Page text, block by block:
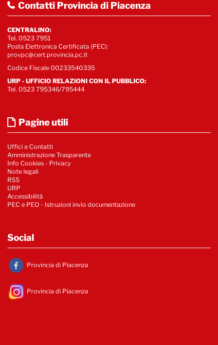
Contatti Provincia di Piacenza
CENTRALINO:
Tel. 0523 7951
Posta Elettronica Certificata (PEC):
provpc@cert.provincia.pc.it
Codice Fiscale 00233540335
URP - UFFICIO RELAZIONI CON IL PUBBLICO:
Tel. 0523 795346/795444
Pagine utili
Uffici e Contatti
Amministrazione Trasparente
Info Cookies - Privacy
Note legali
RSS
URP
Accessibilità
PEC e PEO - Istruzioni invio documentazione
Social
Provincia di Piacenza
Provincia di Piacenza